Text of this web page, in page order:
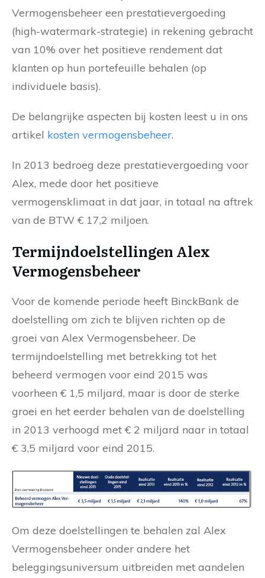
Vermogensbeheer een prestatievergoeding
(high-watermark-strategie) in rekening gebracht
van 10% over het positieve rendement dat
klanten op hun portefeuille behalen (op
individuele basis).
De belangrijke aspecten bij kosten leest u in ons
artikel kosten vermogensbeheer.
In 2013 bedroeg deze prestatievergoeding voor
Alex, mede door het positieve
vermogensklimaat in dat jaar, in totaal na aftrek
van de BTW € 17,2 miljoen.
Termijndoelstellingen Alex
Vermogensbeheer
Voor de komende periode heeft BinckBank de
doelstelling om zich te blijven richten op de
groei van Alex Vermogensbeheer. De
termijndoelstelling met betrekking tot het
beheerd vermogen voor eind 2015 was
voorheen € 1,5 miljard, maar is door de sterke
groei en het eerder behalen van de doelstelling
in 2013 verhoogd met € 2 miljard naar in totaal
€ 3,5 miljard voor eind 2015.
Om deze doelstellingen te behalen zal Alex
Vermogensbeheer onder andere het
beleggingsuniversum uitbreiden met aandelen